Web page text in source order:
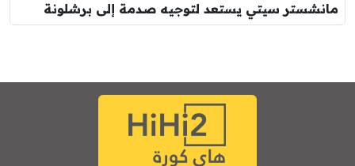
مانشستر سيتي يستعد لتوجيه صدمة إلى برشلونة